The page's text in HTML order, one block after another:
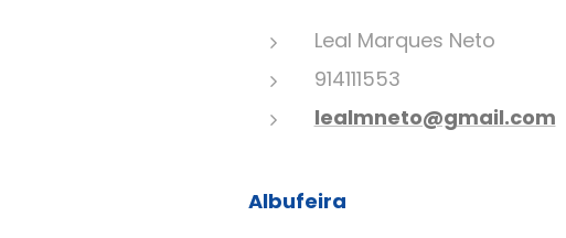
Leal Marques Neto
914111553
lealmneto@gmail.com
Albufeira